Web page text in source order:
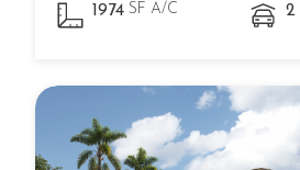
1974 SF A/C 2